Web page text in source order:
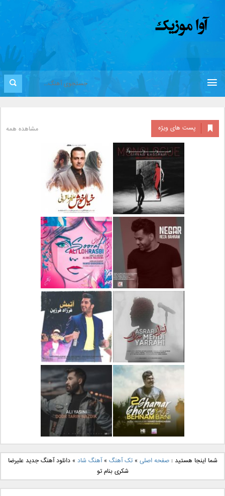
پست های ویژه مشاهده همه
دانلود آلبوم جدید سیروان
خسروی بنام مونولوگ
دانلود آهنگ جدید علیرضا
قربانی بنام خیال خوش
دانلود آهنگ جدید رضا
بهرام بنام نگار
دانلود آهنگ جدید علی
لهراسبی بنام صورت
دانلود آهنگ جدید مهدی
یراحی بنام اسرار
دانلود آهنگ جدید فرزاد
فرزین بنام آتیش
دانلود آهنگ جدید بهنام
بانی بنام قرص قمر 2
دانلود آهنگ جدید علی
یاسینی بنام دورترین نزدیک
شما اینجا هستید :صفحه اصلی »تک آهنگ »آهنگ شاد »دانلود آهنگ جدید علیرضا
شکری بنام تو